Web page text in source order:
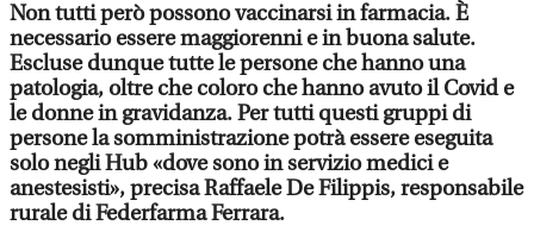
Non tutti però possono vaccinarsi in farmacia. È
necessario essere maggiorenni e in buona salute.
Escluse dunque tutte le persone che hanno una
patologia, oltre che coloro che hanno avuto il Covid e
le donne in gravidanza. Per tutti questi gruppi di
persone la somministrazione potrà essere eseguita
solo negli Hub «dove sono in servizio medici e
anestesisti», precisa Raffaele De Filippis, responsabile
rurale di Federfarma Ferrara.